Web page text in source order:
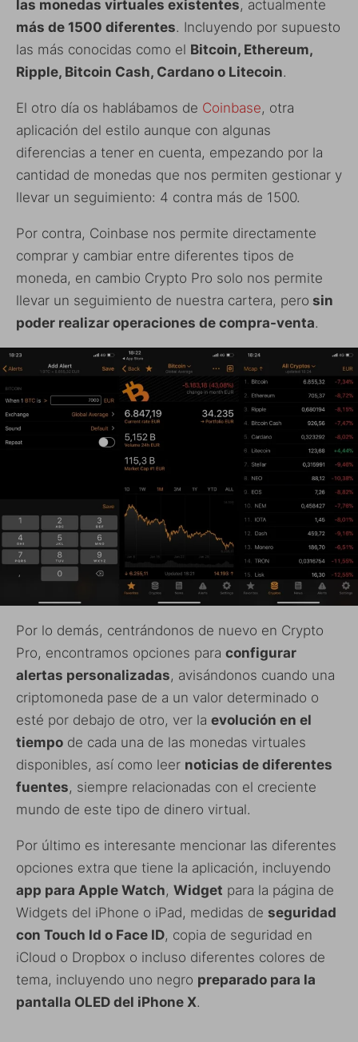
las monedas virtuales existentes, actualmente
más de 1500 diferentes. Incluyendo por supuesto
las más conocidas como el Bitcoin, Ethereum,
Ripple, Bitcoin Cash, Cardano o Litecoin.
El otro día os hablábamos de Coinbase, otra
aplicación del estilo aunque con algunas
diferencias a tener en cuenta, empezando por la
cantidad de monedas que nos permiten gestionar y
llevar un seguimiento: 4 contra más de 1500.
Por contra, Coinbase nos permite directamente
comprar y cambiar entre diferentes tipos de
moneda, en cambio Crypto Pro solo nos permite
llevar un seguimiento de nuestra cartera, pero sin
poder realizar operaciones de compra-venta.
Por lo demás, centrándonos de nuevo en Crypto
Pro, encontramos opciones para configurar
alertas personalizadas, avisándonos cuando una
criptomoneda pase de a un valor determinado o
esté por debajo de otro, ver la evolución en el
tiempo de cada una de las monedas virtuales
disponibles, así como leer noticias de diferentes
fuentes, siempre relacionadas con el creciente
mundo de este tipo de dinero virtual.
Por último es interesante mencionar las diferentes
opciones extra que tiene la aplicación, incluyendo
app para Apple Watch, Widget para la página de
Widgets del iPhone o iPad, medidas de seguridad
con Touch Id o Face ID, copia de seguridad en
iCloud o Dropbox o incluso diferentes colores de
tema, incluyendo uno negro preparado para la
pantalla OLED del iPhone X.